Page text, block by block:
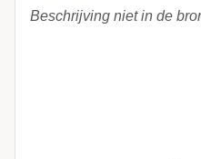
Beschrijving niet in de